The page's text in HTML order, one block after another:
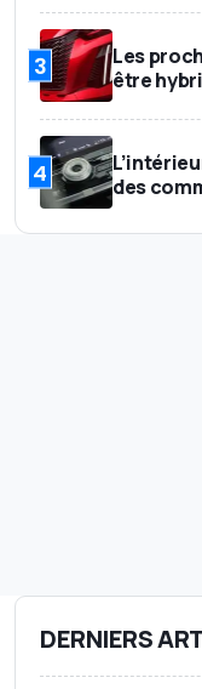
3
Les
être
4
des
DERNIERS